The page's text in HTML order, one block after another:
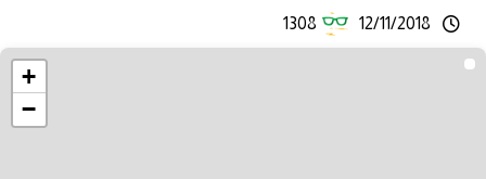
12/11/2018
1308
+
−